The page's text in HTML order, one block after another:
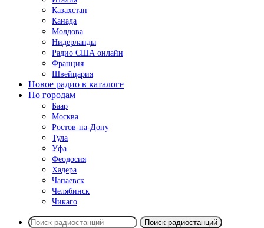
Казахстан
Канада
Молдова
Нидерланды
Радио США онлайн
Франция
Швейцария
Новое радио в каталоге
По городам
Баар
Москва
Ростов-на-Дону
Тула
Уфа
Феодосия
Хадера
Чапаевск
Челябинск
Чикаго
Поиск радиостанций